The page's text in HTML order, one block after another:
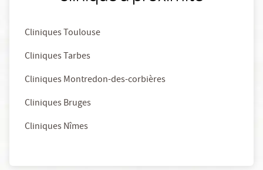
Cliniques Toulouse
Cliniques Tarbes
Cliniques Montredon-des-corbières
Cliniques Bruges
Cliniques Nîmes